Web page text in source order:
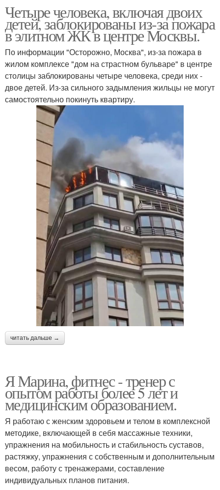
Четыре человека, включая двоих
детей, заблокированы из-за пожара
в элитном ЖК в центре Москвы.
По информации "Осторожно, Москва", из-за пожара в
жилом комплексе "дом на страстном бульваре" в центре
столицы заблокированы четыре человека, среди них -
двое детей. Из-за сильного задымления жильцы не могут
самостоятельно покинуть квартиру.
читать дальше →
Я Марина, фитнес - тренер с
опытом работы более 5 лет и
медицинским образованием.
Я работаю с женским здоровьем и телом в комплексной
методике, включающей в себя массажные техники,
упражнения на мобильность и стабильность суставов,
растяжку, упражнения с собственным и дополнительным
весом, работу с тренажерами, составление
индивидуальных планов питания.